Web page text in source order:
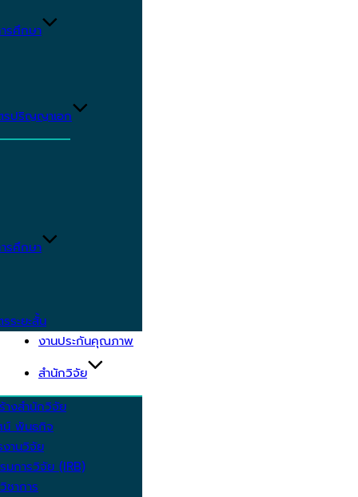
รศึกษา
รปริญญาเอก
รศึกษา
ระยะสั้น
งานประกันคุณภาพ
สำนักวิจัย
างสำนักวิจัย
น์ พันธกิจ
งานวิจัย
มการวิจัย (IRB)
ชาการ